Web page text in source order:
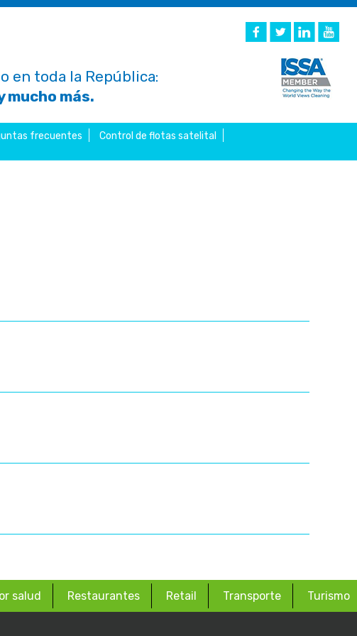
en toda la República:
más.
frecuentes
Control de flotas satelital
salud Restaurantes Retail Transporte Turismo